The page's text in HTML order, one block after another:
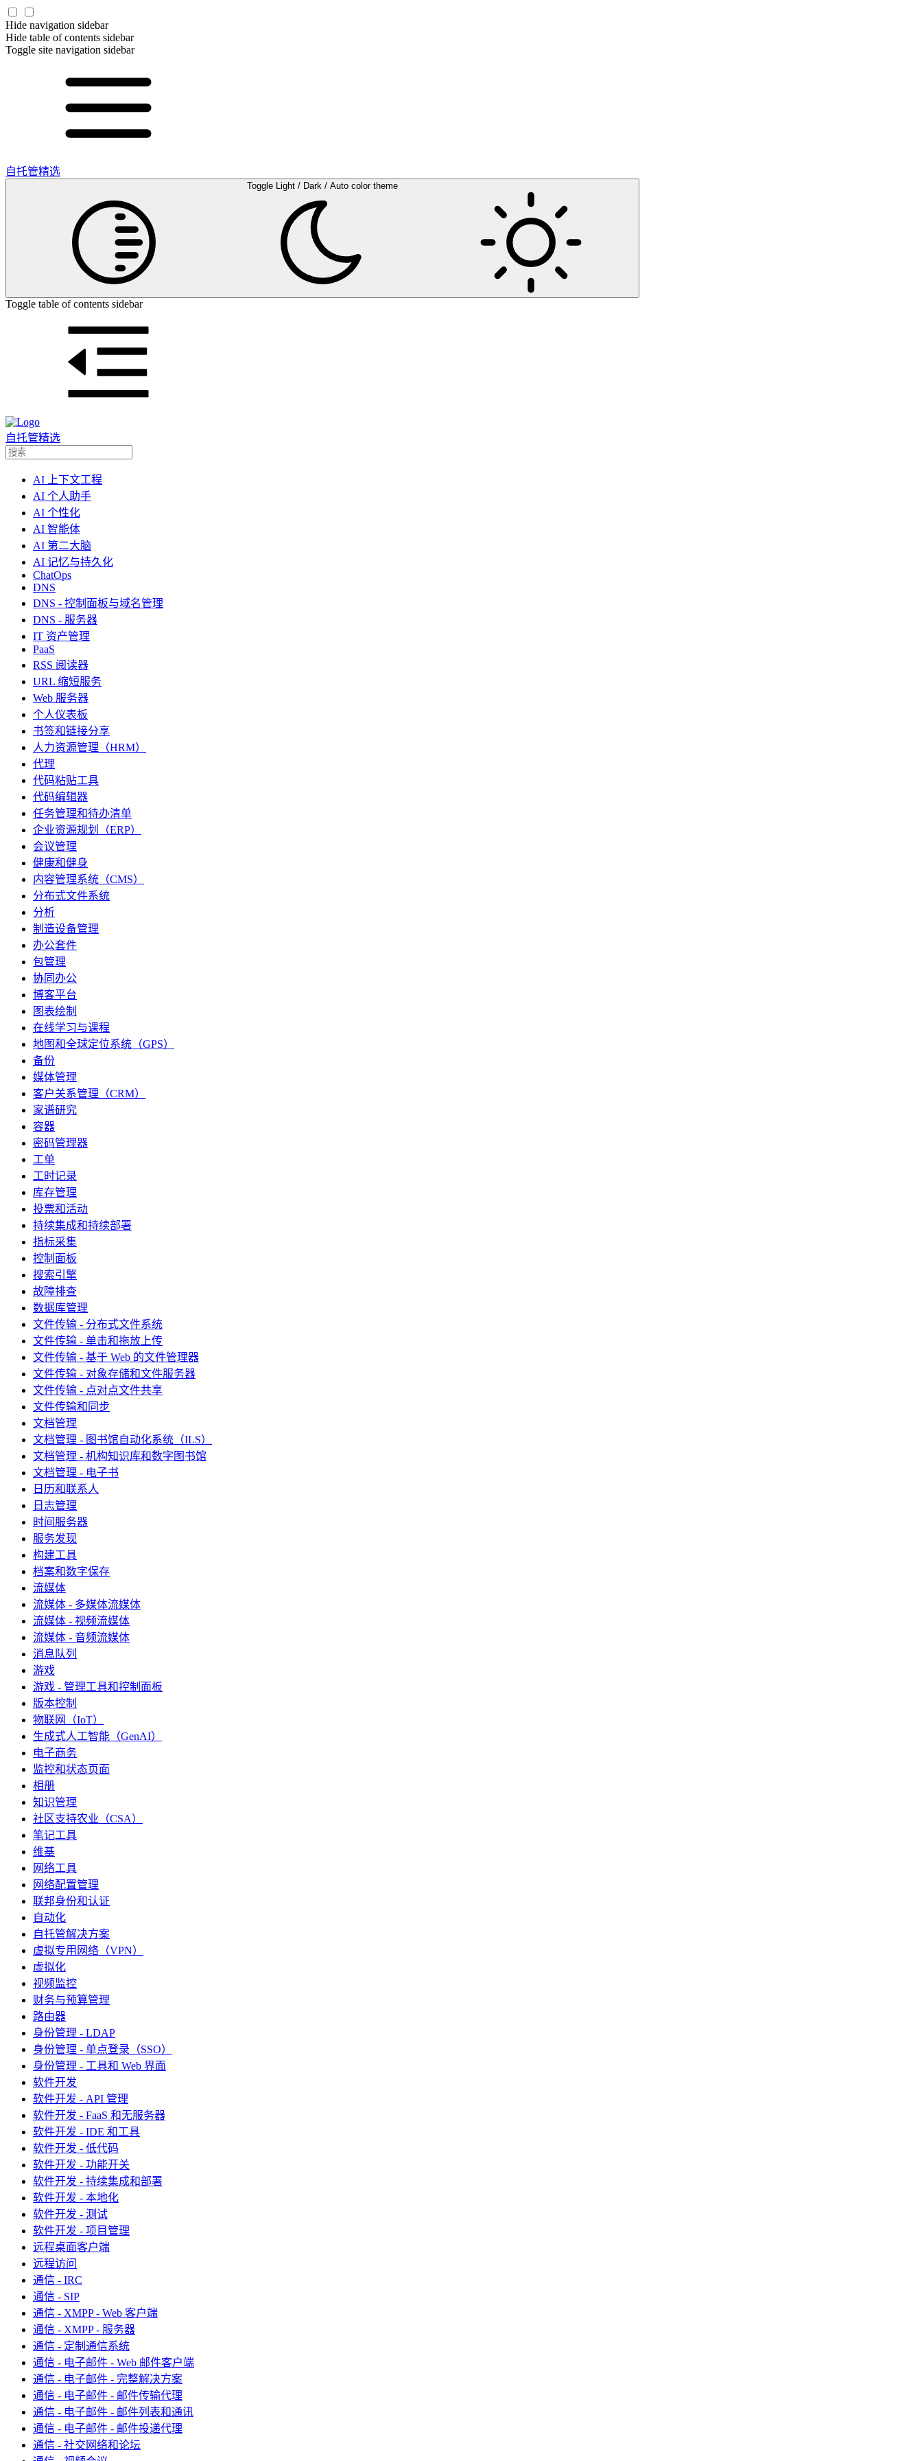
Hide navigation sidebar
Hide table of contents sidebar
Toggle site navigation sidebar
自托管精选
Toggle Light / Dark / Auto color theme
Toggle table of contents sidebar
自托管精选
AI 上下文工程
AI 个人助手
AI 个性化
AI 智能体
AI 第二大脑
AI 记忆与持久化
ChatOps
DNS
DNS - 控制面板与域名管理
DNS - 服务器
IT 资产管理
PaaS
RSS 阅读器
URL 缩短服务
Web 服务器
个人仪表板
书签和链接分享
人力资源管理（HRM）
代理
代码粘贴工具
代码编辑器
任务管理和待办清单
企业资源规划（ERP）
会议管理
健康和健身
内容管理系统（CMS）
分布式文件系统
分析
制造设备管理
办公套件
包管理
协同办公
博客平台
图表绘制
在线学习与课程
地图和全球定位系统（GPS）
备份
媒体管理
客户关系管理（CRM）
家谱研究
容器
密码管理器
工单
工时记录
库存管理
投票和活动
持续集成和持续部署
指标采集
控制面板
搜索引擎
故障排查
数据库管理
文件传输 - 分布式文件系统
文件传输 - 单击和拖放上传
文件传输 - 基于 Web 的文件管理器
文件传输 - 对象存储和文件服务器
文件传输 - 点对点文件共享
文件传输和同步
文档管理
文档管理 - 图书馆自动化系统（ILS）
文档管理 - 机构知识库和数字图书馆
文档管理 - 电子书
日历和联系人
日志管理
时间服务器
服务发现
构建工具
档案和数字保存
流媒体
流媒体 - 多媒体流媒体
流媒体 - 视频流媒体
流媒体 - 音频流媒体
消息队列
游戏
游戏 - 管理工具和控制面板
版本控制
物联网（IoT）
生成式人工智能（GenAI）
电子商务
监控和状态页面
相册
知识管理
社区支持农业（CSA）
笔记工具
维基
网络工具
网络配置管理
联邦身份和认证
自动化
自托管解决方案
虚拟专用网络（VPN）
虚拟化
视频监控
财务与预算管理
路由器
身份管理 - LDAP
身份管理 - 单点登录（SSO）
身份管理 - 工具和 Web 界面
软件开发
软件开发 - API 管理
软件开发 - FaaS 和无服务器
软件开发 - IDE 和工具
软件开发 - 低代码
软件开发 - 功能开关
软件开发 - 持续集成和部署
软件开发 - 本地化
软件开发 - 测试
软件开发 - 项目管理
远程桌面客户端
远程访问
通信 - IRC
通信 - SIP
通信 - XMPP - Web 客户端
通信 - XMPP - 服务器
通信 - 定制通信系统
通信 - 电子邮件 - Web 邮件客户端
通信 - 电子邮件 - 完整解决方案
通信 - 电子邮件 - 邮件传输代理
通信 - 电子邮件 - 邮件列表和通讯
通信 - 电子邮件 - 邮件投递代理
通信 - 社交网络和论坛